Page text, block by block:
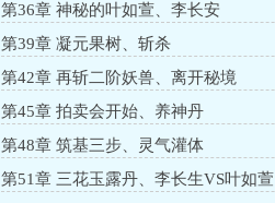
第36章 神秘的叶如萱、李长安
第39章 凝元果树、斩杀
第42章 再斩二阶妖兽、离开秘境
第45章 拍卖会开始、养神丹
第48章 筑基三步、灵气灌体
第51章 三花玉露丹、李长生VS叶如萱